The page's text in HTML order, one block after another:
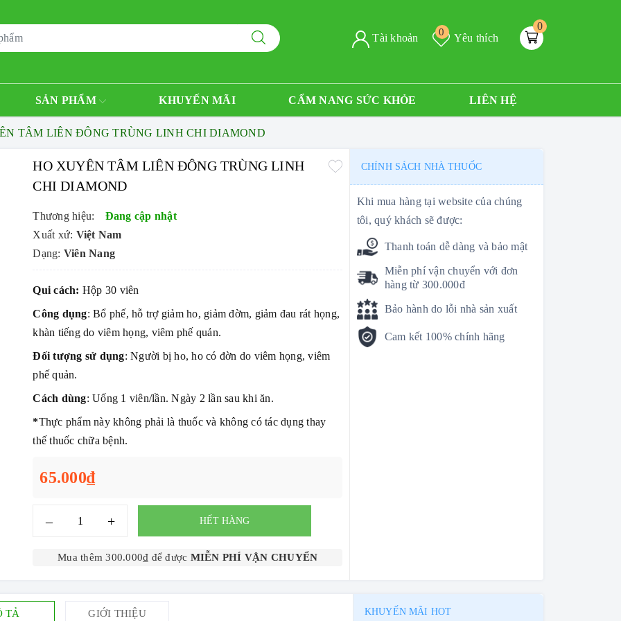
0
Yêu thích
0
Tài khoản
SẢN PHẨM KHUYẾN MÃI CẨM NANG SỨC KHỎE LIÊN HỆ
TÂM LIÊN ĐÔNG TRÙNG LINH CHI DIAMOND
HO XUYÊN TÂM LIÊN ĐÔNG TRÙNG LINH
CHI DIAMOND
Thương hiệu:
Đang cập nhật
Xuất xứ: Việt Nam
Dạng: Viên Nang
Qui cách: Hộp 30 viên
Công dụng: Bổ phế, hỗ trợ giảm ho, giảm đờm, giảm đau rát họng,
khàn tiếng do viêm họng, viêm phế quản.
Đối tượng sử dụng: Người bị ho, ho có đờn do viêm họng, viêm
phế quản.
Cách dùng: Uống 1 viên/lần. Ngày 2 lần sau khi ăn.
*Thực phẩm này không phải là thuốc và không có tác dụng thay
thế thuốc chữa bệnh.
65.000₫
– + HẾT HÀNG
Mua thêm 300.000₫ để được MIỄN PHÍ VẬN CHUYỂN
CHÍNH SÁCH NHÀ THUỐC
Khi mua hàng tại website của chúng
tôi, quý khách sẽ được:
Thanh toán dễ dàng và bảo mật
Miễn phí vận chuyển với đơn
hàng từ 300.000đ
Bảo hành do lỗi nhà sản xuất
Cam kết 100% chính hãng
TẢ GIỚI THIỆU KHUYẾN MÃI HOT